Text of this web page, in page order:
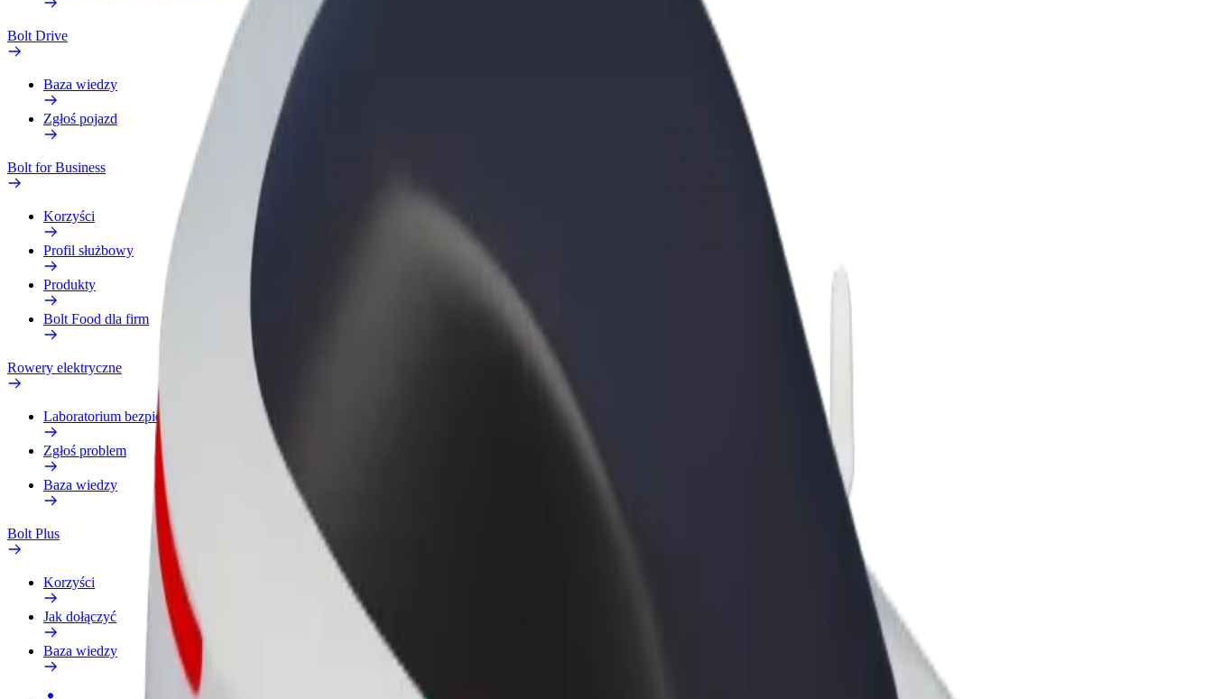
Bolt Drive
Baza wiedzy
Zgłoś pojazd
Bolt for Business
Korzyści
Profil służbowy
Produkty
Bolt Food dla firm
Rowery elektryczne
Laboratorium bezpieczeństwa
Zgłoś problem
Baza wiedzy
Bolt Plus
Korzyści
Jak dołączyć
Baza wiedzy